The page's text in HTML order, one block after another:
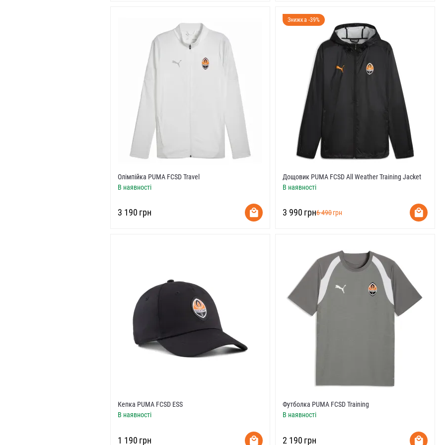
Олімпійка PUMA FCSD Travel
В наявності
‍3 190‍ грн
Знижка -39%
Дощовик PUMA FCSD All Weather Training Jacket
В наявності
‍3 990‍ грн‍6 490‍грн
Кепка PUMA FCSD ESS
В наявності
‍1 190‍ грн
Футболка PUMA FCSD Training
В наявності
‍2 190‍ грн